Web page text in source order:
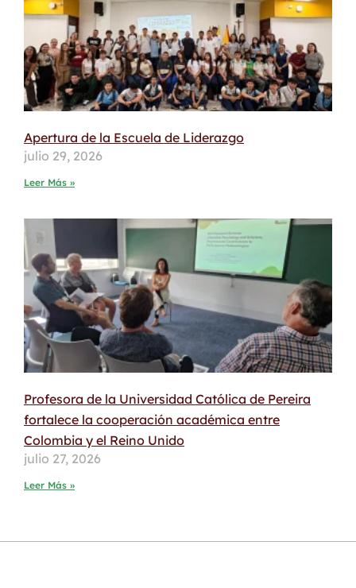
Apertura de la Escuela de Liderazgo
julio 29, 2026
Leer Más »
Profesora de la Universidad Católica de Pereira
fortalece la cooperación académica entre
Colombia y el Reino Unido
julio 27, 2026
Leer Más »